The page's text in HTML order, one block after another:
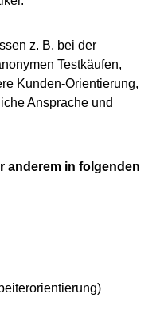
z. B. bei der
Testkäufen,
Kunden-Orientierung,
Ansprache und
anderem in folgenden